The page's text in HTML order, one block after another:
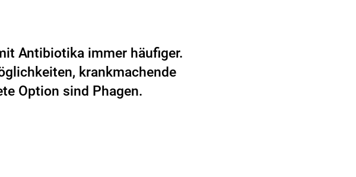
Antibiotika immer häufiger.
krankmachende
Option sind Phagen.